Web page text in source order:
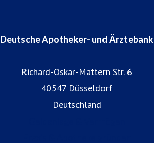
Deutsche Apotheker- und Ärztebank
Richard-Oskar-Mattern Str. 6
40547 Düsseldorf
Deutschland